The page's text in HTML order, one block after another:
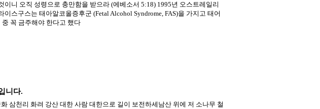
니 오직 성령으로 충만함을 받으라 (에베소서 5:18) 1995년 오스트레일리
스구스는 태아알코올증후군 (Fetal Alcohol Syndrome, FAS)을 가지고 태어
꼭 금주해야 한다고 했다
니다.
삼천리 화려 강산 대한 사람 대한으로 길이 보전하세남산 위에 저 소나무 철